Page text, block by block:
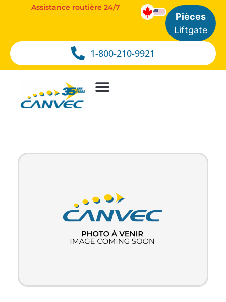
1-800-210-9921
Assistance routière 24/7
Pièces
Liftgate